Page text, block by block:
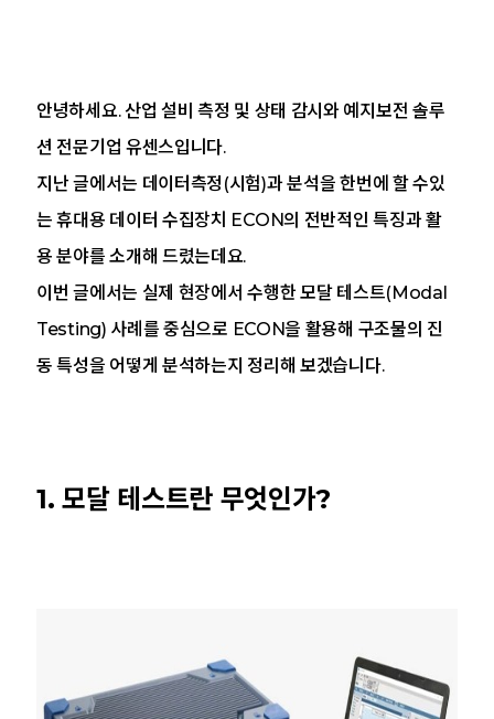
안녕하세요. 산업 설비 측정 및 상태 감시와 예지보전 솔루
션 전문기업 유센스입니다.
지난 글에서는 데이터측정(시험)과 분석을 한번에 할 수있
는 휴대용 데이터 수집장치 ECON의 전반적인 특징과 활
용 분야를 소개해 드렸는데요.
이번 글에서는 실제 현장에서 수행한 모달 테스트(Modal
Testing) 사례를 중심으로 ECON을 활용해 구조물의 진
동 특성을 어떻게 분석하는지 정리해 보겠습니다.
1. 모달 테스트란 무엇인가?